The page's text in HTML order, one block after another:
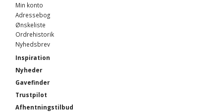
Min konto
Adressebog
Ønskeliste
Ordrehistorik
Nyhedsbrev
Inspiration
Nyheder
Gavefinder
Trustpilot
Afhentningstilbud